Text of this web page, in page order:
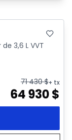
3,6 L VVT
71 430$+ tx
64 930$